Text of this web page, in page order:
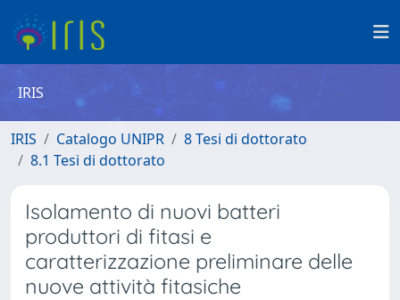
IRIS
IRIS Catalogo UNIPR
8 Tesi di dottorato
8.1 Tesi di dottorato
Isolamento di nuovi batteri
produttori di fitasi e
caratterizzazione preliminare delle
nuove attività fitasiche